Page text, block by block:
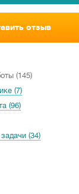
отзыв
(145)
(7)
(96)
(34)